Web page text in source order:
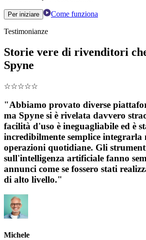
Per iniziare Come funziona
Testimonianze
Storie vere di rivenditori
Spyne
☆☆☆☆☆
"Abbiamo provato diverse
ma Spyne si è rivelata davvero
facilità d'uso è ineguagliabile ed è
incredibilmente semplice integrarla
operazioni quotidiane. Gli
sull'intelligenza artificiale fanno
annunci come se fossero stati
di alto livello."
Michele